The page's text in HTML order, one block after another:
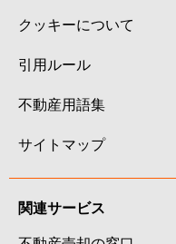
クッキーについて
引用ルール
不動産用語集
サイトマップ
関連サービス